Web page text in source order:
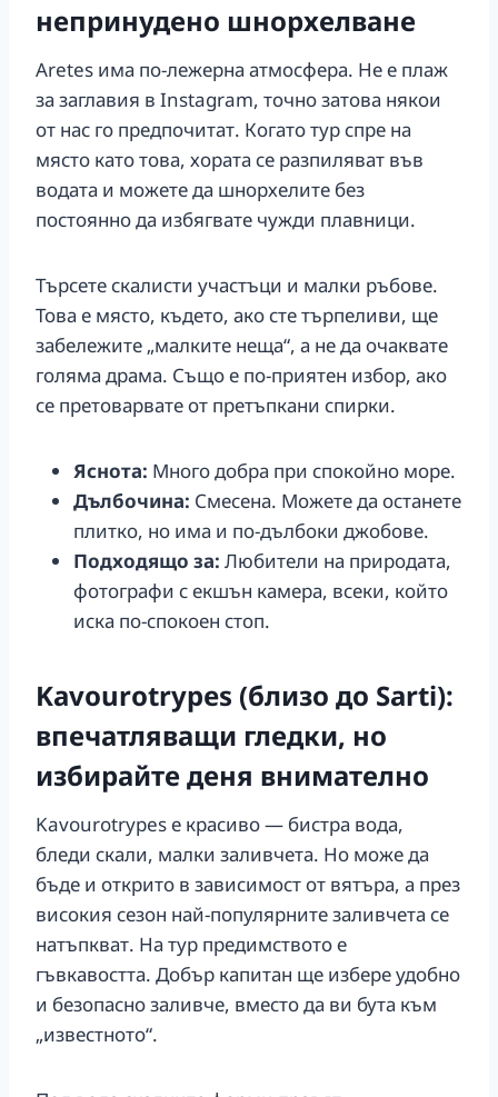
непринудено шнорхелване
Aretes има по-лежерна атмосфера. Не е плаж
за заглавия в Instagram, точно затова някои
от нас го предпочитат. Когато тур спре на
място като това, хората се разпиляват във
водата и можете да шнорхелите без
постоянно да избягвате чужди плавници.
Търсете скалисти участъци и малки ръбове.
Това е място, където, ако сте търпеливи, ще
забележите „малките неща“, а не да очаквате
голяма драма. Също е по-приятен избор, ако
се претоварвате от претъпкани спирки.
Яснота: Много добра при спокойно море.
Дълбочина: Смесена. Можете да останете
плитко, но има и по-дълбоки джобове.
Подходящо за: Любители на природата,
фотографи с екшън камера, всеки, който
иска по-спокоен стоп.
Kavourotrypes (близо до Sarti):
впечатляващи гледки, но
избирайте деня внимателно
Kavourotrypes е красиво — бистра вода,
бледи скали, малки заливчета. Но може да
бъде и открито в зависимост от вятъра, а през
високия сезон най-популярните заливчета се
натъпкват. На тур предимството е
гъвкавостта. Добър капитан ще избере удобно
и безопасно заливче, вместо да ви бута към
„известното“.